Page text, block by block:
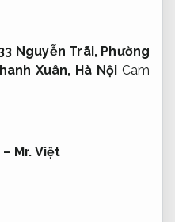
Nguyễn Trãi, Phường
Xuân, Hà Nội Cam
Mr. Việt